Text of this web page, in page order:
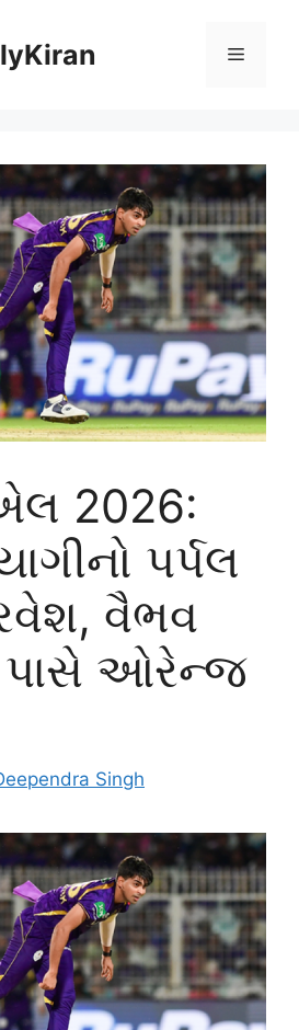
Menu
2026:
પર્પલ
વૈભવ
પાસે ઓરેન્જ
Singh